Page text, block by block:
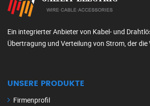
Ein integrierter Anbieter von Kabel- und
Übertragung und Verteilung von Strom, der die
UNSERE PRODUKTE
Firmenprofil